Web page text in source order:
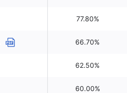
77.80%
66.70%
62.50%
60.00%